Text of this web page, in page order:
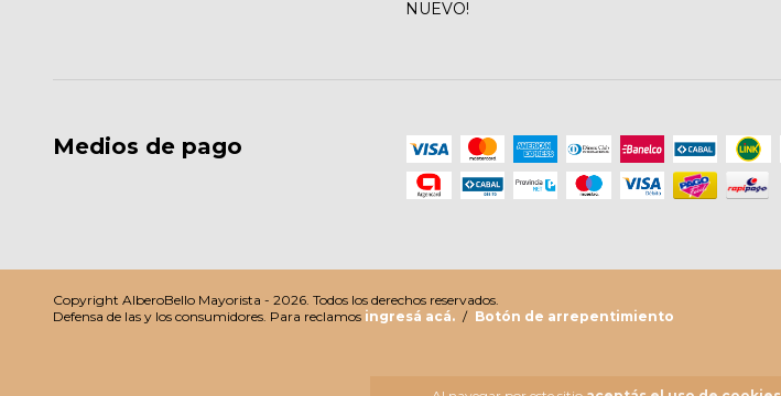
NUEVO!
Medios de pago
Copyright AlberoBello Mayorista - 2026. Todos los derechos reservados.
Defensa de las y los consumidores. Para reclamos ingresá acá. / Botón de arrepentimiento